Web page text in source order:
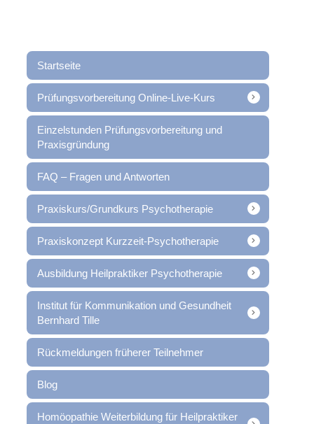
Startseite
Prüfungsvorbereitung Online-Live-Kurs
Einzelstunden Prüfungsvorbereitung und
Praxisgründung
FAQ – Fragen und Antworten
Praxiskurs/Grundkurs Psychotherapie
Praxiskonzept Kurzzeit-Psychotherapie
Ausbildung Heilpraktiker Psychotherapie
Institut für Kommunikation und Gesundheit
Bernhard Tille
Rückmeldungen früherer Teilnehmer
Blog
Homöopathie Weiterbildung für Heilpraktiker